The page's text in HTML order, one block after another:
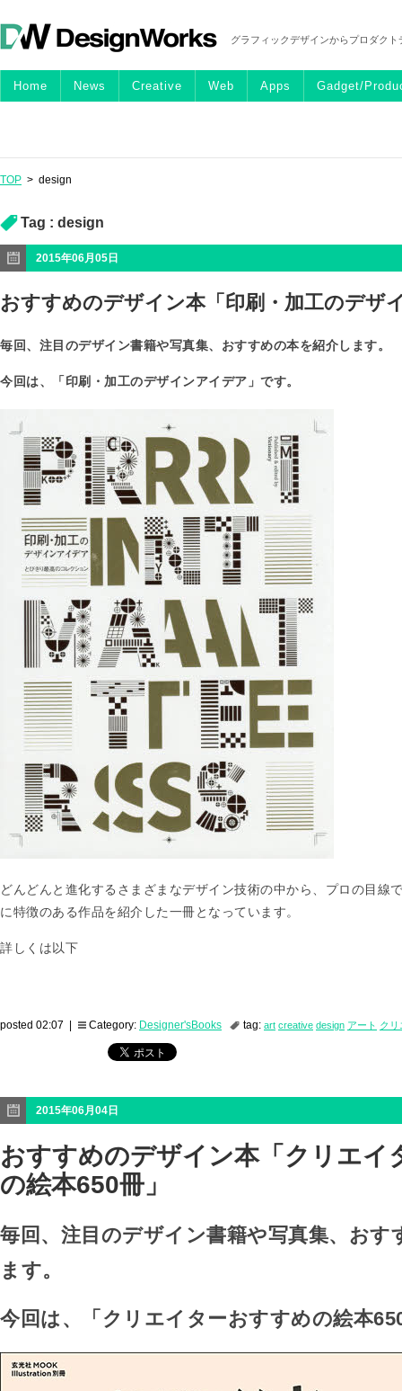
グラフィックデザインからプロダク
Home News Creative Web Apps Gadget/
TOP > design
Tag : design
2015年06月05日
おすすめのデザイン本「印刷・加工のデザ
毎回、注目のデザイン書籍や写真集、おすすめの本を紹介します。
今回は、「印刷・加工のデザインアイデア」です。
どんどんと進化するさまざまなデザイン技術の中から、プロの目線
に特徴のある作品を紹介した一冊となっています。
詳しくは以下
posted 02:07 | Category: Designer'sBooks tag: art creative design アート クリ
2015年06月04日
おすすめのデザイン本「クリエイ
の絵本650冊」
毎回、注目のデザイン書籍や写真集、おす
ます。
今回は、「クリエイターおすすめの絵本